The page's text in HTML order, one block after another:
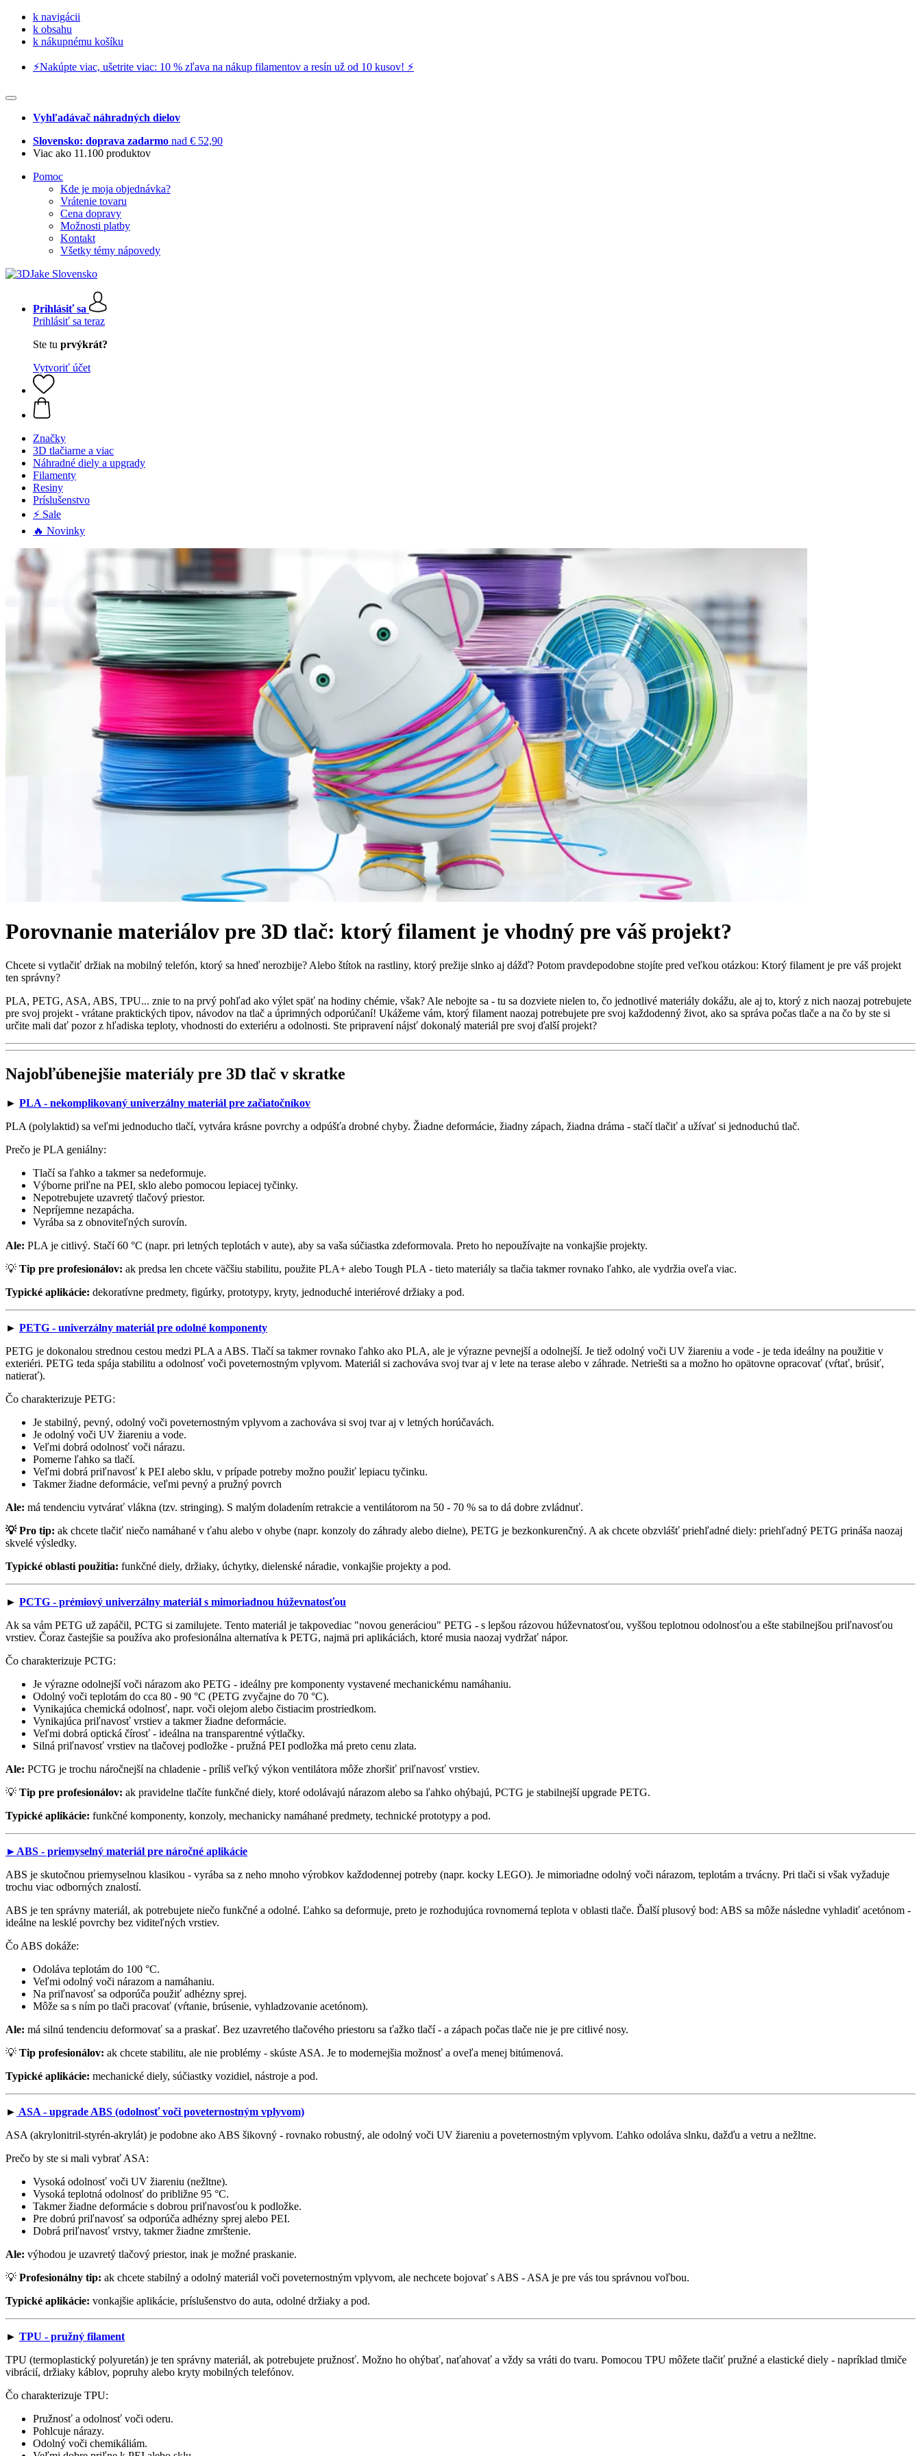
k navigácii
k obsahu
k nákupnému košíku
⚡️Nakúpte viac, ušetrite viac: 10 % zľava na nákup filamentov a resín už od 10 kusov! ⚡️
Vyhľadávač náhradných dielov
Slovensko: doprava zadarmo nad € 52,90
Viac ako 11.100 produktov
Pomoc
Kde je moja objednávka?
Vrátenie tovaru
Cena dopravy
Možnosti platby
Kontakt
Všetky témy nápovedy
Prihlásiť sa
Prihlásiť sa teraz
Ste tu prvýkrát?
Vytvoriť účet
Značky
3D tlačiarne a viac
Náhradné diely a upgrady
Filamenty
Resiny
Príslušenstvo
⚡ Sale
🔥 Novinky
Porovnanie materiálov pre 3D tlač: ktorý filament je vhodný pre váš projekt?
Chcete si vytlačiť držiak na mobilný telefón, ktorý sa hneď nerozbije? Alebo štítok na rastliny, ktorý prežije slnko aj dážď? Potom pravdepodobne stojíte pred veľkou otázkou: Ktorý filament je pre váš projekt
ten správny?
PLA, PETG, ASA, ABS, TPU... znie to na prvý pohľad ako výlet späť na hodiny chémie, však? Ale nebojte sa - tu sa dozviete nielen to, čo jednotlivé materiály dokážu, ale aj to, ktorý z nich naozaj potrebujete
pre svoj projekt - vrátane praktických tipov, návodov na tlač a úprimných odporúčaní! Ukážeme vám, ktorý filament naozaj potrebujete pre svoj každodenný život, ako sa správa počas tlače a na čo by ste si
určite mali dať pozor z hľadiska teploty, vhodnosti do exteriéru a odolnosti. Ste pripravení nájsť dokonalý materiál pre svoj ďalší projekt?
Najobľúbenejšie materiály pre 3D tlač v skratke
► PLA - nekomplikovaný univerzálny materiál pre začiatočníkov
PLA (polylaktid) sa veľmi jednoducho tlačí, vytvára krásne povrchy a odpúšťa drobné chyby. Žiadne deformácie, žiadny zápach, žiadna dráma - stačí tlačiť a užívať si jednoduchú tlač.
Prečo je PLA geniálny:
Tlačí sa ľahko a takmer sa nedeformuje.
Výborne priľne na PEI, sklo alebo pomocou lepiacej tyčinky.
Nepotrebujete uzavretý tlačový priestor.
Nepríjemne nezapácha.
Vyrába sa z obnoviteľných surovín.
Ale: PLA je citlivý. Stačí 60 °C (napr. pri letných teplotách v aute), aby sa vaša súčiastka zdeformovala. Preto ho nepoužívajte na vonkajšie projekty.
💡 Tip pre profesionálov: ak predsa len chcete väčšiu stabilitu, použite PLA+ alebo Tough PLA - tieto materiály sa tlačia takmer rovnako ľahko, ale vydržia oveľa viac.
Typické aplikácie: dekoratívne predmety, figúrky, prototypy, kryty, jednoduché interiérové držiaky a pod.
► PETG - univerzálny materiál pre odolné komponenty
PETG je dokonalou strednou cestou medzi PLA a ABS. Tlačí sa takmer rovnako ľahko ako PLA, ale je výrazne pevnejší a odolnejší. Je tiež odolný voči UV žiareniu a vode - je teda ideálny na použitie v
exteriéri. PETG teda spája stabilitu a odolnosť voči poveternostným vplyvom. Materiál si zachováva svoj tvar aj v lete na terase alebo v záhrade. Netriešti sa a možno ho opätovne opracovať (vŕtať, brúsiť,
natierať).
Čo charakterizuje PETG:
Je stabilný, pevný, odolný voči poveternostným vplyvom a zachováva si svoj tvar aj v letných horúčavách.
Je odolný voči UV žiareniu a vode.
Veľmi dobrá odolnosť voči nárazu.
Pomerne ľahko sa tlačí.
Veľmi dobrá priľnavosť k PEI alebo sklu, v prípade potreby možno použiť lepiacu tyčinku.
Takmer žiadne deformácie, veľmi pevný a pružný povrch
Ale: má tendenciu vytvárať vlákna (tzv. stringing). S malým doladením retrakcie a ventilátorom na 50 - 70 % sa to dá dobre zvládnuť.
💡 Pro tip: ak chcete tlačiť niečo namáhané v ťahu alebo v ohybe (napr. konzoly do záhrady alebo dielne), PETG je bezkonkurenčný. A ak chcete obzvlášť priehľadné diely: priehľadný PETG prináša naozaj
skvelé výsledky.
Typické oblasti použitia: funkčné diely, držiaky, úchytky, dielenské náradie, vonkajšie projekty a pod.
► PCTG - prémiový univerzálny materiál s mimoriadnou húževnatosťou
Ak sa vám PETG už zapáčil, PCTG si zamilujete. Tento materiál je takpovediac "novou generáciou" PETG - s lepšou rázovou húževnatosťou, vyššou teplotnou odolnosťou a ešte stabilnejšou priľnavosťou
vrstiev. Čoraz častejšie sa používa ako profesionálna alternatíva k PETG, najmä pri aplikáciách, ktoré musia naozaj vydržať nápor.
Čo charakterizuje PCTG:
Je výrazne odolnejší voči nárazom ako PETG - ideálny pre komponenty vystavené mechanickému namáhaniu.
Odolný voči teplotám do cca 80 - 90 °C (PETG zvyčajne do 70 °C).
Vynikajúca chemická odolnosť, napr. voči olejom alebo čistiacim prostriedkom.
Vynikajúca priľnavosť vrstiev a takmer žiadne deformácie.
Veľmi dobrá optická čírosť - ideálna na transparentné výtlačky.
Silná priľnavosť vrstiev na tlačovej podložke - pružná PEI podložka má preto cenu zlata.
Ale: PCTG je trochu náročnejší na chladenie - príliš veľký výkon ventilátora môže zhoršiť priľnavosť vrstiev.
💡 Tip pre profesionálov: ak pravidelne tlačíte funkčné diely, ktoré odolávajú nárazom alebo sa ľahko ohýbajú, PCTG je stabilnejší upgrade PETG.
Typické aplikácie: funkčné komponenty, konzoly, mechanicky namáhané predmety, technické prototypy a pod.
►ABS - priemyselný materiál pre náročné aplikácie
ABS je skutočnou priemyselnou klasikou - vyrába sa z neho mnoho výrobkov každodennej potreby (napr. kocky LEGO). Je mimoriadne odolný voči nárazom, teplotám a trvácny. Pri tlači si však vyžaduje
trochu viac odborných znalostí.
ABS je ten správny materiál, ak potrebujete niečo funkčné a odolné. Ľahko sa deformuje, preto je rozhodujúca rovnomerná teplota v oblasti tlače. Ďalší plusový bod: ABS sa môže následne vyhladiť acetónom -
ideálne na lesklé povrchy bez viditeľných vrstiev.
Čo ABS dokáže:
Odoláva teplotám do 100 °C.
Veľmi odolný voči nárazom a namáhaniu.
Na priľnavosť sa odporúča použiť adhézny sprej.
Môže sa s ním po tlači pracovať (vŕtanie, brúsenie, vyhladzovanie acetónom).
Ale: má silnú tendenciu deformovať sa a praskať. Bez uzavretého tlačového priestoru sa ťažko tlačí - a zápach počas tlače nie je pre citlivé nosy.
💡 Tip profesionálov: ak chcete stabilitu, ale nie problémy - skúste ASA. Je to modernejšia možnosť a oveľa menej bitúmenová.
Typické aplikácie: mechanické diely, súčiastky vozidiel, nástroje a pod.
► ASA - upgrade ABS (odolnosť voči poveternostným vplyvom)
ASA (akrylonitril-styrén-akrylát) je podobne ako ABS šikovný - rovnako robustný, ale odolný voči UV žiareniu a poveternostným vplyvom. Ľahko odoláva slnku, dažďu a vetru a nežltne.
Prečo by ste si mali vybrať ASA:
Vysoká odolnosť voči UV žiareniu (nežltne).
Vysoká teplotná odolnosť do približne 95 °C.
Takmer žiadne deformácie s dobrou priľnavosťou k podložke.
Pre dobrú priľnavosť sa odporúča adhézny sprej alebo PEI.
Dobrá priľnavosť vrstvy, takmer žiadne zmrštenie.
Ale: výhodou je uzavretý tlačový priestor, inak je možné praskanie.
💡 Profesionálny tip: ak chcete stabilný a odolný materiál voči poveternostným vplyvom, ale nechcete bojovať s ABS - ASA je pre vás tou správnou voľbou.
Typické aplikácie: vonkajšie aplikácie, príslušenstvo do auta, odolné držiaky a pod.
► TPU - pružný filament
TPU (termoplastický polyuretán) je ten správny materiál, ak potrebujete pružnosť. Možno ho ohýbať, naťahovať a vždy sa vráti do tvaru. Pomocou TPU môžete tlačiť pružné a elastické diely - napríklad tlmiče
vibrácií, držiaky káblov, popruhy alebo kryty mobilných telefónov.
Čo charakterizuje TPU:
Pružnosť a odolnosť voči oderu.
Pohlcuje nárazy.
Odolný voči chemikáliám.